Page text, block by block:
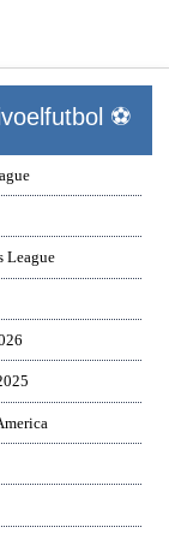
⚽
League